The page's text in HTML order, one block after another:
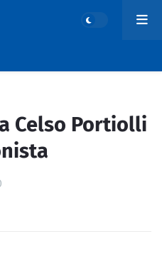
Celso Portiolli